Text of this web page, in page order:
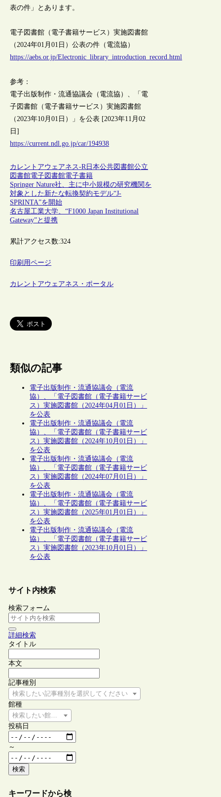
表の件」とあります。
電子図書館（電子書籍サービス）実施図書館
（2024年01月01日）公表の件（電流協）
https://aebs.or.jp/Electronic_library_introduction_record.html
参考：
電子出版制作・流通協議会（電流協）、「電
子図書館（電子書籍サービス）実施図書館
（2023年10月01日）」を公表 [2023年11月02
日]
https://current.ndl.go.jp/car/194938
カレントアウェアネス-R 日本公共図書館公立
図書館電子図書館電子書籍
Springer Nature社、主に中小規模の研究機関を
対象とした新たな転換契約モデル“J-
SPRINTA”を開始
名古屋工業大学、“F1000 Japan Institutional
Gateway”と提携
累計アクセス数:324
印刷用ページ
カレントアウェアネス・ポータル
類似の記事
電子出版制作・流通協議会（電流
協）、「電子図書館（電子書籍サービ
ス）実施図書館（2024年04月01日）」
を公表
電子出版制作・流通協議会（電流
協）、「電子図書館（電子書籍サービ
ス）実施図書館（2024年10月01日）」
を公表
電子出版制作・流通協議会（電流
協）、「電子図書館（電子書籍サービ
ス）実施図書館（2024年07月01日）」
を公表
電子出版制作・流通協議会（電流
協）、「電子図書館（電子書籍サービ
ス）実施図書館（2025年01月01日）」
を公表
電子出版制作・流通協議会（電流
協）、「電子図書館（電子書籍サービ
ス）実施図書館（2023年10月01日）」
を公表
サイト内検索
検索フォーム
詳細検索
タイトル
本文
記事種別
検索したい記事種別を選択してください
館種
検索したい館種を選択してください
投稿日
～
検索
キーワードから検